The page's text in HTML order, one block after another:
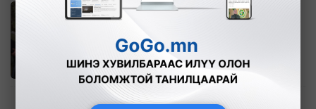
Илон Маск Газын зурвасыг сэргээн
босгоход туслалцаа үзүүлэх хүсэлтэй
байна
38 9 2023-11-28 06:18